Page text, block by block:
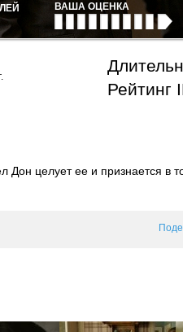
ВАША ОЦЕНКА
Рейтинг
Дон целует ее и признается в
ее дня рождения. Соседка Бэтти